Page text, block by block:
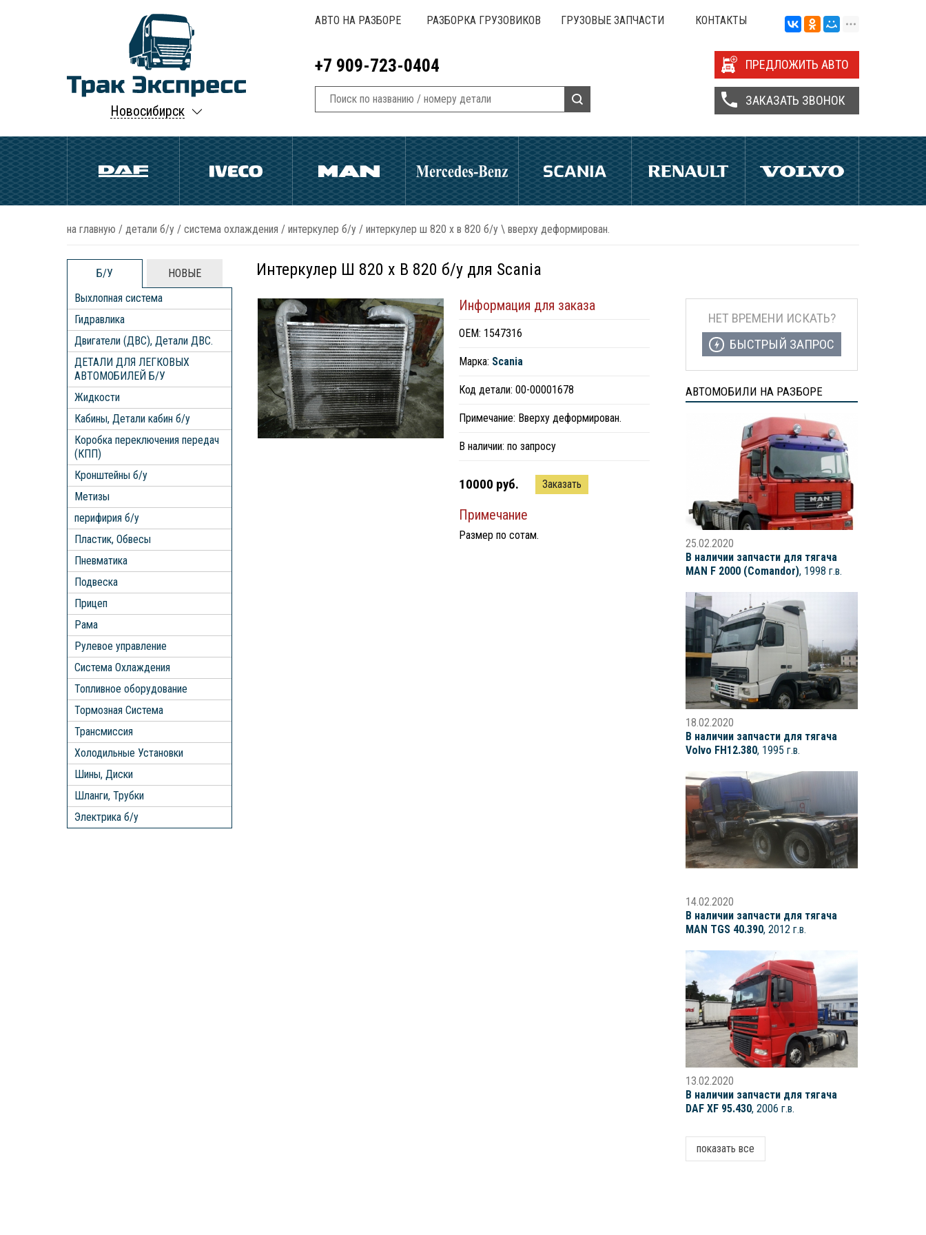
Новосибирск
АВТО НА РАЗБОРЕ РАЗБОРКА ГРУЗОВИКОВ ГРУЗОВЫЕ ЗАПЧАСТИ КОНТАКТЫ
+7 909-723-0404 ПРЕДЛОЖИТЬ АВТО
ЗАКАЗАТЬ ЗВОНОК
на главную / детали б/у / система охлаждения / интеркулер б/у / интеркулер ш 820 х в 820 б/у \ вверху деформирован.
Б/У
НОВЫЕ
Выхлопная система
Гидравлика
Двигатели (ДВС), Детали ДВС.
ДЕТАЛИ ДЛЯ ЛЕГКОВЫХ
АВТОМОБИЛЕЙ Б/У
Жидкости
Кабины, Детали кабин б/у
Коробка переключения передач
(КПП)
Кронштейны б/у
Метизы
перифирия б/у
Пластик, Обвесы
Пневматика
Подвеска
Прицеп
Рама
Рулевое управление
Система Охлаждения
Топливное оборудование
Тормозная Система
Трансмиссия
Холодильные Установки
Шины, Диски
Шланги, Трубки
Электрика б/у
Интеркулер Ш 820 х В 820 б/у для Scania
Информация для заказа
ОЕМ: 1547316
Марка: Scania
Код детали: 00-00001678
Примечание: Вверху деформирован.
В наличии: по запросу
10000 руб. Заказать
Примечание
Размер по сотам.
НЕТ ВРЕМЕНИ ИСКАТЬ?
БЫСТРЫЙ ЗАПРОС
АВТОМОБИЛИ НА РАЗБОРЕ
25.02.2020
В наличии запчасти для тягача
MAN F 2000 (Comandor), 1998 г.в.
18.02.2020
В наличии запчасти для тягача
Volvo FH12.380, 1995 г.в.
14.02.2020
В наличии запчасти для тягача
MAN TGS 40.390, 2012 г.в.
13.02.2020
В наличии запчасти для тягача
DAF XF 95.430, 2006 г.в.
показать все